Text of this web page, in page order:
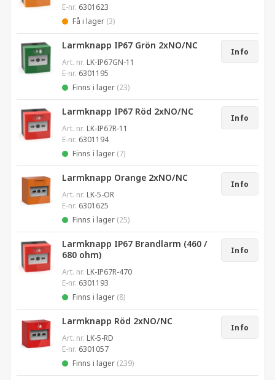
E-nr. 6301623
Få i lager (3)
Larmknapp IP67 Grön 2xNO/NC
Art. nr. LK-IP67GN-11
E-nr. 6301195
Finns i lager (23)
Info
Larmknapp IP67 Röd 2xNO/NC
Art. nr. LK-IP67R-11
E-nr. 6301194
Finns i lager (7)
Info
Larmknapp Orange 2xNO/NC
Art. nr. LK-5-OR
E-nr. 6301625
Finns i lager (25)
Info
Larmknapp IP67 Brandlarm (460 /
680 ohm)
Art. nr. LK-IP67R-470
E-nr. 6301193
Finns i lager (8)
Info
Larmknapp Röd 2xNO/NC
Art. nr. LK-5-RD
E-nr. 6301057
Finns i lager (239)
Info